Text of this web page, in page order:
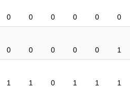
0 0 0 0 0 0
0 0 0 0 0 1
1 1 0 1 1 1